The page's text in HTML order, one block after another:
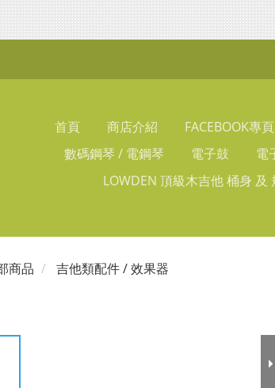
首頁 商店介紹 FACEBOOK專
數碼鋼琴 / 電鋼琴
電子鼓 電
LOWDEN 頂級木吉他 桶身 及
商品 吉他類配件 / 效果器